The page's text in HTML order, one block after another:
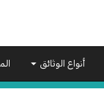
أنواع الوثائق